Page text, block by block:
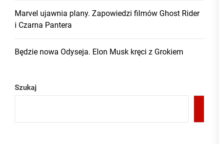
Marvel ujawnia plany. Zapowiedzi filmów Ghost Rider
i Czarna Pantera
Będzie nowa Odyseja. Elon Musk kręci z Grokiem
Szukaj